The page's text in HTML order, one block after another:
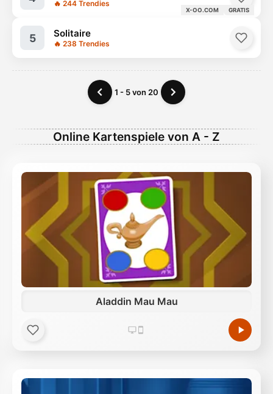
🔥 244 Trendies
X-OO.COM GRATIS
5 Solitaire
🔥 238 Trendies
1 - 5 von 20
Online Kartenspiele von A - Z
Aladdin Mau Mau